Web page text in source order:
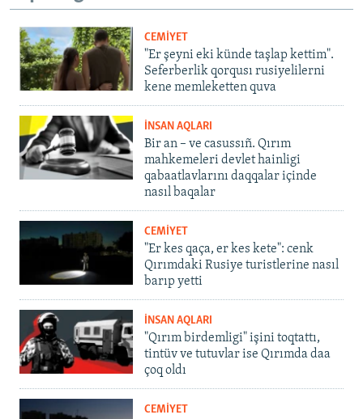
CEMİYET
"Er şeyni eki künde taşlap kettim".
Seferberlik qorqusı rusiyelilerni
kene memleketten quva
İNSAN AQLARI
Bir an – ve casussıñ. Qırım
mahkemeleri devlet hainligi
qabaatlavlarını daqqalar içinde
nasıl baqalar
CEMİYET
"Er kes qaça, er kes kete": cenk
Qırımdaki Rusiye turistlerine nasıl
barıp yetti
İNSAN AQLARI
"Qırım birdemligi" işini toqtattı,
tintüv ve tutuvlar ise Qırımda daa
çoq oldı
CEMİYET